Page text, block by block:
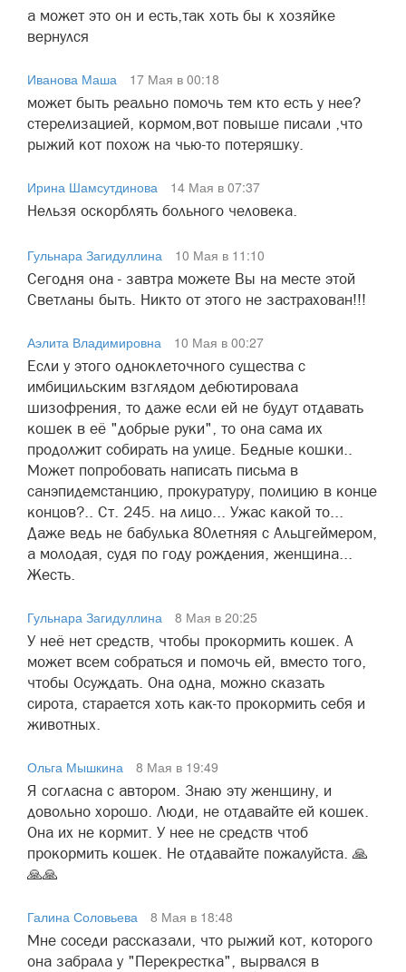
а может это он и есть,так хоть бы к хозяйке
вернулся
Иванова Маша
17 Мая в 00:18
может быть реально помочь тем кто есть у нее?
стерелизацией, кормом,вот повыше писали ,что
рыжий кот похож на чью-то потеряшку.
Ирина Шамсутдинова
14 Мая в 07:37
Нельзя оскорблять больного человека.
Гульнара Загидуллина
10 Мая в 11:10
Сегодня она - завтра можете Вы на месте этой
Светланы быть. Никто от этого не застрахован!!!
Аэлита Владимировна
10 Мая в 00:27
Если у этого одноклеточного существа с
имбицильским взглядом дебютировала
шизофрения, то даже если ей не будут отдавать
кошек в её "добрые руки", то она сама их
продолжит собирать на улице. Бедные кошки..
Может попробовать написать письма в
санэпидемстанцию, прокуратуру, полицию в конце
концов?.. Ст. 245. на лицо... Ужас какой то...
Даже ведь не бабулька 80летняя с Альцгеймером,
а молодая, судя по году рождения, женщина...
Жесть.
Гульнара Загидуллина
8 Мая в 20:25
У неё нет средств, чтобы прокормить кошек. А
может всем собраться и помочь ей, вместо того,
чтобы Осуждать. Она одна, можно сказать
сирота, старается хоть как-то прокормить себя и
животных.
Ольга Мышкина
8 Мая в 19:49
Я согласна с автором. Знаю эту женщину, и
довольно хорошо. Люди, не отдавайте ей кошек.
Она их не кормит. У нее не средств чтоб
прокормить кошек. Не отдавайте пожалуйста. 🙏
🙏🙏
Галина Соловьева
8 Мая в 18:48
Мне соседи рассказали, что рыжий кот, которого
она забрала у "Перекрестка", вырвался в